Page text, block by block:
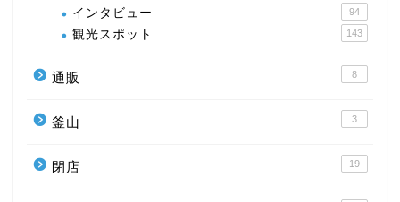
インタビュー 94
観光スポット 143
通販 8
釜山 3
閉店 19